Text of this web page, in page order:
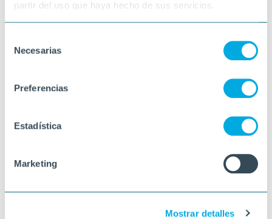
partir del uso que haya hecho de sus servicios.
Necesarias
Preferencias
Estadística
Marketing
Mostrar detalles